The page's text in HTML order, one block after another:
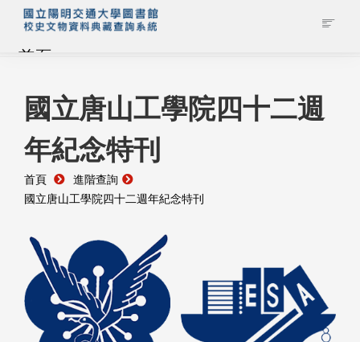
首頁
藏品查詢
校史館簡介
藏品清單全覽
資料調閱申請
管理者登入
國立唐山工學院四十二週
年紀念特刊
首頁
進階查詢
國立唐山工學院四十二週年紀念特刊